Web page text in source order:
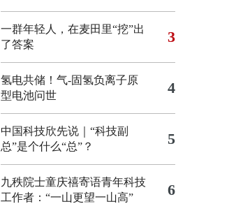
一群年轻人，在麦田里“挖”出
了答案
3
氢电共储！气-固氢负离子原
型电池问世
4
中国科技欣先说｜“科技副
总”是个什么“总”？
5
九秩院士童庆禧寄语青年科技
工作者：“一山更望一山高”
6